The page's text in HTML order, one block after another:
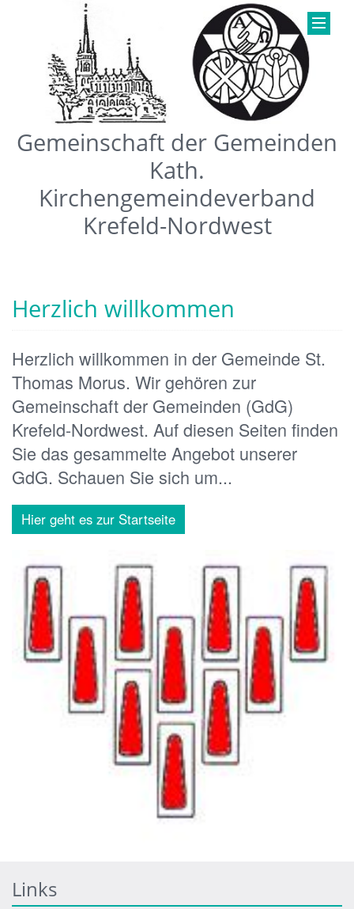
Gemeinschaft der Gemeinden
Kath.
Kirchengemeindeverband
Krefeld-Nordwest
Herzlich willkommen
Herzlich willkommen in der Gemeinde St.
Thomas Morus. Wir gehören zur
Gemeinschaft der Gemeinden (GdG)
Krefeld-Nordwest. Auf diesen Seiten finden
Sie das gesammelte Angebot unserer
GdG. Schauen Sie sich um...
Hier geht es zur Startseite
Links